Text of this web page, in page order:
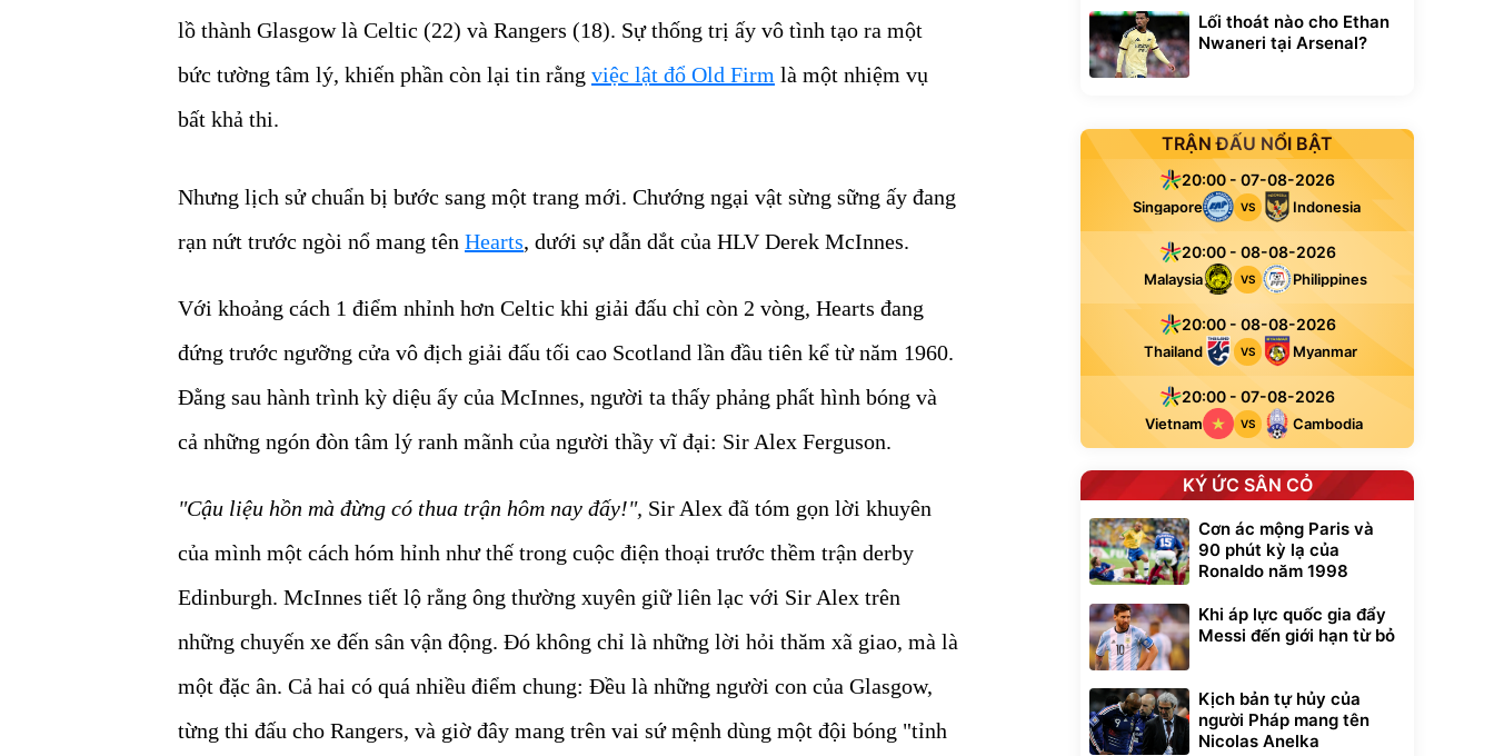
lồ thành Glasgow là Celtic (22) và Rangers (18). Sự thống trị ấy vô tình tạo ra một
bức tường tâm lý, khiến phần còn lại tin rằng việc lật đổ Old Firm là một nhiệm vụ
bất khả thi.
Nhưng lịch sử chuẩn bị bước sang một trang mới. Chướng ngại vật sừng sững ấy đang
rạn nứt trước ngòi nổ mang tên Hearts, dưới sự dẫn dắt của HLV Derek McInnes.
Với khoảng cách 1 điểm nhỉnh hơn Celtic khi giải đấu chỉ còn 2 vòng, Hearts đang
đứng trước ngưỡng cửa vô địch giải đấu tối cao Scotland lần đầu tiên kể từ năm 1960.
Đằng sau hành trình kỳ diệu ấy của McInnes, người ta thấy phảng phất hình bóng và
cả những ngón đòn tâm lý ranh mãnh của người thầy vĩ đại: Sir Alex Ferguson.
"Cậu liệu hồn mà đừng có thua trận hôm nay đấy!", Sir Alex đã tóm gọn lời khuyên
của mình một cách hóm hỉnh như thế trong cuộc điện thoại trước thềm trận derby
Edinburgh. McInnes tiết lộ rằng ông thường xuyên giữ liên lạc với Sir Alex trên
những chuyến xe đến sân vận động. Đó không chỉ là những lời hỏi thăm xã giao, mà là
một đặc ân. Cả hai có quá nhiều điểm chung: Đều là những người con của Glasgow,
từng thi đấu cho Rangers, và giờ đây mang trên vai sứ mệnh dùng một đội bóng "tỉnh
Lối thoát nào cho Ethan
Nwaneri tại Arsenal?
TRẬN ĐẤU NỔI BẬT
20:00 - 07-08-2026
Singapore VS Indonesia
20:00 - 08-08-2026
Malaysia VS Philippines
20:00 - 08-08-2026
Thailand VS Myanmar
20:00 - 07-08-2026
Vietnam VS Cambodia
KÝ ỨC SÂN CỎ
Cơn ác mộng Paris và
90 phút kỳ lạ của
Ronaldo năm 1998
Khi áp lực quốc gia đẩy
Messi đến giới hạn từ bỏ
Kịch bản tự hủy của
người Pháp mang tên
Nicolas Anelka